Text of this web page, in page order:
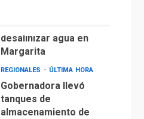
desalinizar agua en
Margarita
REGIONALES ÚLTIMA HORA
Gobernadora llevó
tanques de
almacenamiento de